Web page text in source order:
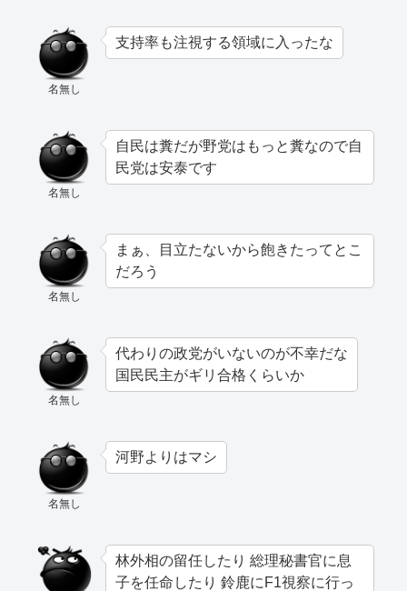
名無し
支持率も注視する領域に入ったな
名無し
自民は糞だが野党はもっと糞なので自
民党は安泰です
名無し
まぁ、目立たないから飽きたってとこ
だろう
名無し
代わりの政党がいないのが不幸だな
国民民主がギリ合格くらいか
名無し
河野よりはマシ
林外相の留任したり 総理秘書官に息
子を任命したり 鈴鹿にF1視察に行っ